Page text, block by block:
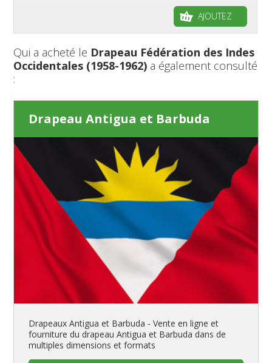
AJOUTEZ
Qui a acheté le Drapeau Fédération des Indes
Occidentales (1958-1962) a également consulté
:
Drapeau Antigua et Barbuda
Drapeaux Antigua et Barbuda - Vente en ligne et
fourniture du drapeau Antigua et Barbuda dans de
multiples dimensions et formats